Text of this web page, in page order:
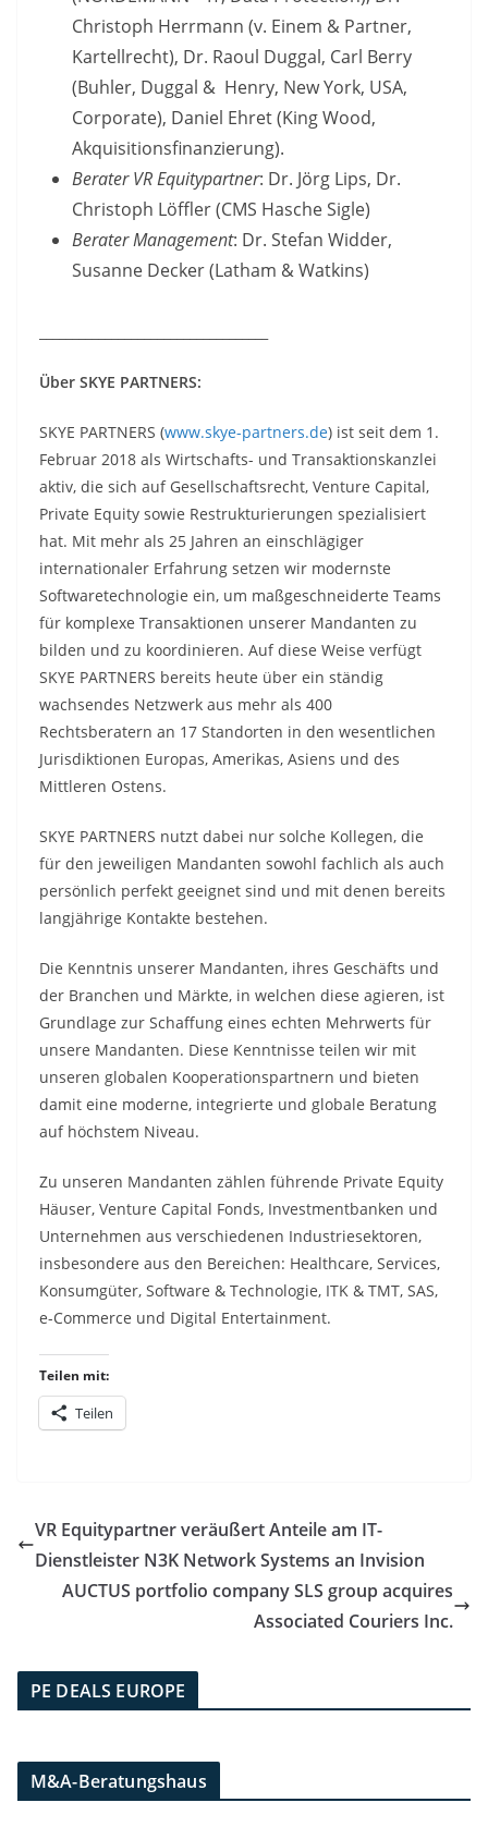
Christoph Herrmann (v. Einem & Partner,
Kartellrecht), Dr. Raoul Duggal, Carl Berry
(Buhler, Duggal & Henry, New York, USA,
Corporate), Daniel Ehret (King Wood,
Akquisitionsfinanzierung).
Berater VR Equitypartner: Dr. Jörg Lips, Dr.
Christoph Löffler (CMS Hasche Sigle)
Berater Management: Dr. Stefan Widder,
Susanne Decker (Latham & Watkins)
Über SKYE PARTNERS:
SKYE PARTNERS (www.skye-partners.de) ist seit dem 1.
Februar 2018 als Wirtschafts- und Transaktionskanzlei
aktiv, die sich auf Gesellschaftsrecht, Venture Capital,
Private Equity sowie Restrukturierungen spezialisiert
hat. Mit mehr als 25 Jahren an einschlägiger
internationaler Erfahrung setzen wir modernste
Softwaretechnologie ein, um maßgeschneiderte Teams
für komplexe Transaktionen unserer Mandanten zu
bilden und zu koordinieren. Auf diese Weise verfügt
SKYE PARTNERS bereits heute über ein ständig
wachsendes Netzwerk aus mehr als 400
Rechtsberatern an 17 Standorten in den wesentlichen
Jurisdiktionen Europas, Amerikas, Asiens und des
Mittleren Ostens.
SKYE PARTNERS nutzt dabei nur solche Kollegen, die
für den jeweiligen Mandanten sowohl fachlich als auch
persönlich perfekt geeignet sind und mit denen bereits
langjährige Kontakte bestehen.
Die Kenntnis unserer Mandanten, ihres Geschäfts und
der Branchen und Märkte, in welchen diese agieren, ist
Grundlage zur Schaffung eines echten Mehrwerts für
unsere Mandanten. Diese Kenntnisse teilen wir mit
unseren globalen Kooperationspartnern und bieten
damit eine moderne, integrierte und globale Beratung
auf höchstem Niveau.
Zu unseren Mandanten zählen führende Private Equity
Häuser, Venture Capital Fonds, Investmentbanken und
Unternehmen aus verschiedenen Industriesektoren,
insbesondere aus den Bereichen: Healthcare, Services,
Konsumgüter, Software & Technologie, ITK & TMT, SAS,
e-Commerce und Digital Entertainment.
Teilen mit:
Teilen
VR Equitypartner veräußert Anteile am IT-
Dienstleister N3K Network Systems an Invision
AUCTUS portfolio company SLS group acquires
Associated Couriers Inc.
PE DEALS EUROPE
M&A-Beratungshaus